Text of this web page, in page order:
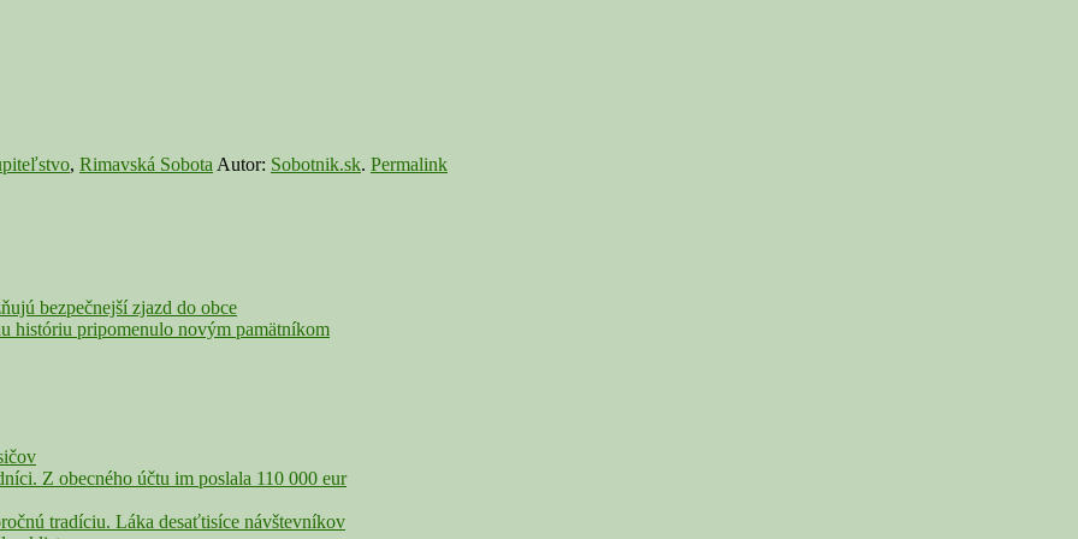
, Rimavská Sobota Autor: Sobotnik.sk. Permalink
bezpečnejší zjazd do obce
históriu pripomenulo novým pamätníkom
Z obecného účtu im poslala 110 000 eur
tradíciu. Láka desaťtisíce návštevníkov